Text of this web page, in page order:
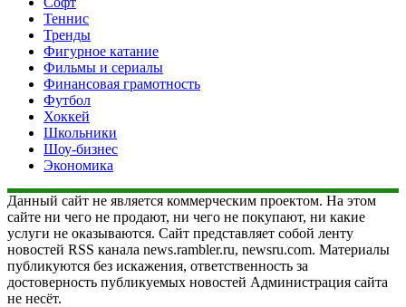
Теннис
Тренды
Фигурное катание
Фильмы и сериалы
Финансовая грамотность
Футбол
Хоккей
Школьники
Шоу-бизнес
Экономика
Данный сайт не является коммерческим проектом. На этом
сайте ни чего не продают, ни чего не покупают, ни какие
услуги не оказываются. Сайт представляет собой ленту
новостей RSS канала news.rambler.ru, newsru.com. Материалы
публикуются без искажения, ответственность за
достоверность публикуемых новостей Администрация сайта
не несёт.